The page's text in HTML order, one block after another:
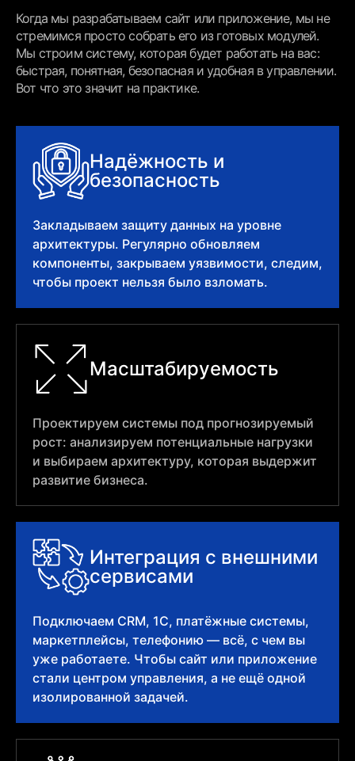
Когда мы разрабатываем сайт или приложение, мы не
стремимся просто собрать его из готовых модулей.
Мы строим систему, которая будет работать на вас:
быстрая, понятная, безопасная и удобная в управлении.
Вот что это значит на практике.
Надёжность и
безопасность
Закладываем защиту данных на уровне
архитектуры. Регулярно обновляем
компоненты, закрываем уязвимости, следим,
чтобы проект нельзя было взломать.
Масштабируемость
Проектируем системы под прогнозируемый
рост: анализируем потенциальные нагрузки
и выбираем архитектуру, которая выдержит
развитие бизнеса.
Интеграция с внешними
сервисами
Подключаем CRM, 1С, платёжные системы,
маркетплейсы, телефонию — всё, с чем вы
уже работаете. Чтобы сайт или приложение
стали центром управления, а не ещё одной
изолированной задачей.